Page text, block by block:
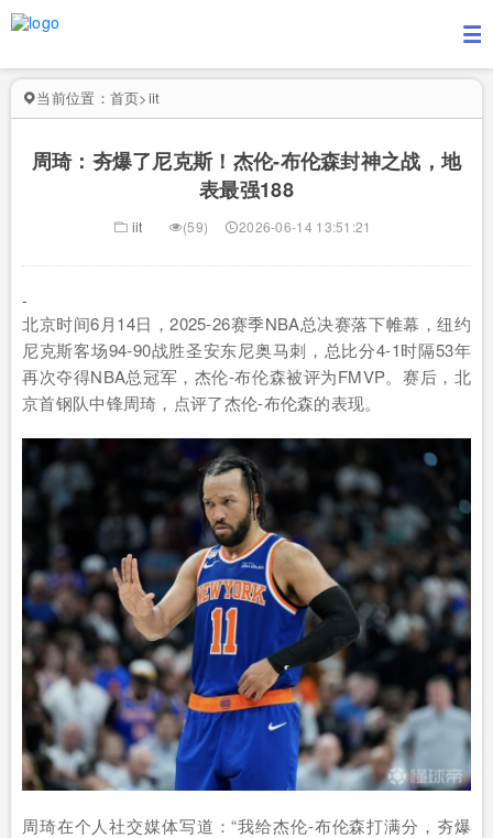
当前位置： 首页>iit
周琦：夯爆了尼克斯！杰伦-布伦森封神之战，地
表最强188
iit (59) 2026-06-14 13:51:21
-
北京时间6月14日，2025-26赛季NBA总决赛落下帷幕，纽约
尼克斯客场94-90战胜圣安东尼奥马刺，总比分4-1时隔53年
再次夺得NBA总冠军，杰伦-布伦森被评为FMVP。赛后，北
京首钢队中锋周琦，点评了杰伦-布伦森的表现。
周琦在个人社交媒体写道：“我给杰伦-布伦森打满分，夯爆